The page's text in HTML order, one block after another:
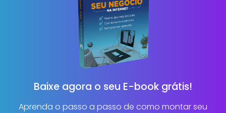
Baixe agora o seu E-book grátis!
Aprenda o passo a passo de como montar seu